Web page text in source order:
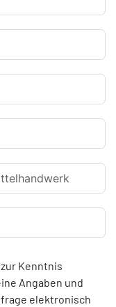
Kenntnis
Angaben und
elektronisch